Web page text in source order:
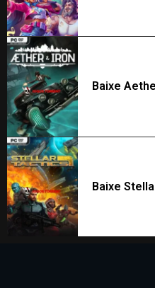
Baixe
Baixe